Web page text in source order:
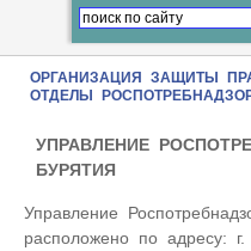
ОРГАНИЗАЦИЯ ЗАЩИТЫ
ОТДЕЛЫ
УПРАВЛЕНИЕ
БУРЯТИЯ
Управление
расположено по адресу: